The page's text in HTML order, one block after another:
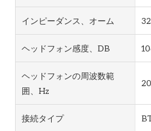
インピーダンス、オーム
ヘッドフォン感度、dB
ヘッドフォンの周波数範
囲、Hz
接続タイプ